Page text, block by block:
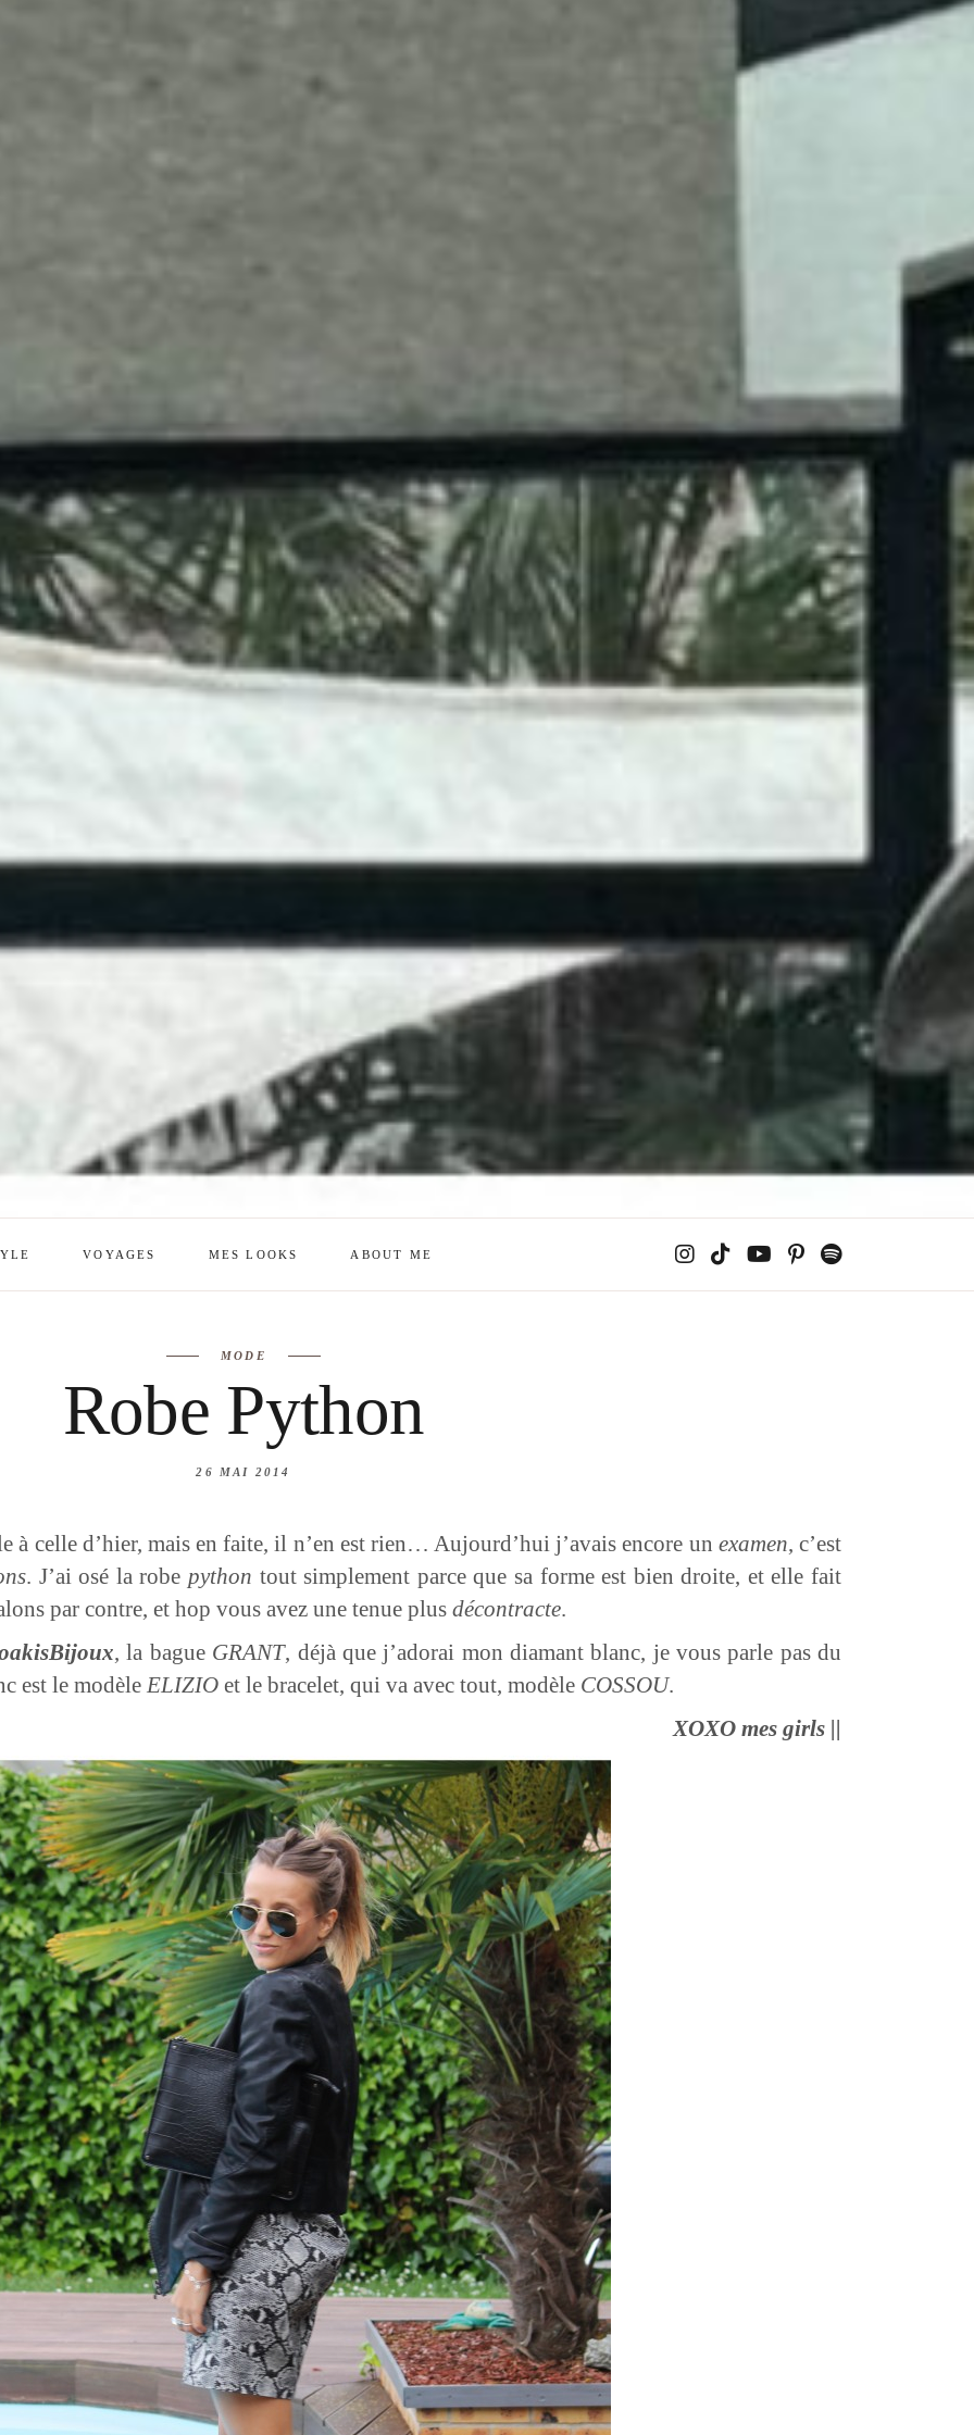
VOYAGES MES LOOKS ABOUT ME
Voilà Beauté
MODE
Robe Python
26 MAI 2014
à celle d’hier, mais en faite, il n’en est rien… Aujourd’hui j’avais encore un examen, c’est
. J’ai osé la robepython tout simplement parce que sa forme est bien droite, et elle fait
par contre, et hop vous avez une tenue plus décontracte.
, la bague GRANT, déjà que j’adorai mon diamant blanc, je vous parle pas du
est le modèle ELIZIO et le bracelet, qui va avec tout, modèle COSSOU.
XOXO mes girls ||